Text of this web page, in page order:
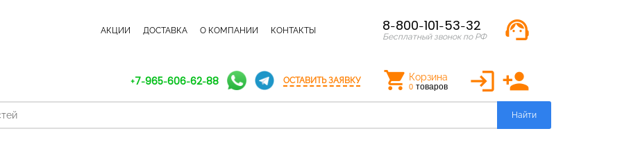
АКЦИИ ДОСТАВКА О КОМПАНИИ КОНТАКТЫ 8-800-101-53-32
Бесплатный звонок по РФ support_agent
+7-965-606-62-88 ОСТАВИТЬ ЗАЯВКУ Корзина
0 товаров login person_add
Найти